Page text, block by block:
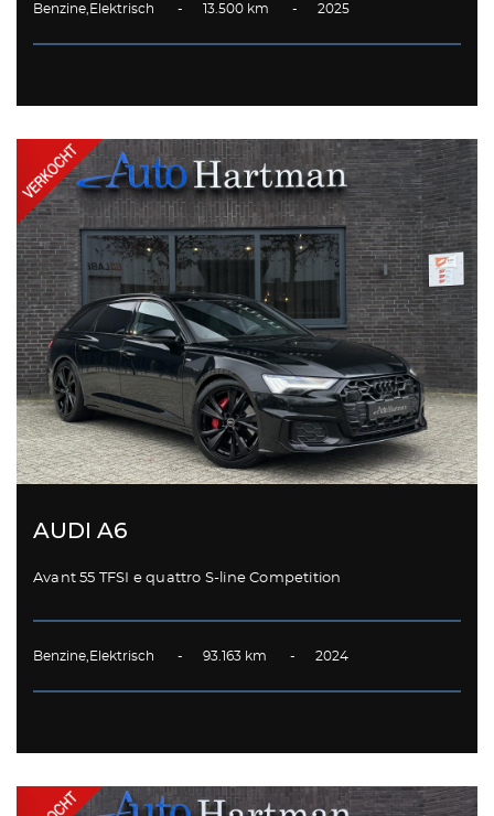
Benzine,Elektrisch - 13.500 km - 2025
AUDI A6
Avant 55 TFSI e quattro S-line Competition
Benzine,Elektrisch - 93.163 km - 2024